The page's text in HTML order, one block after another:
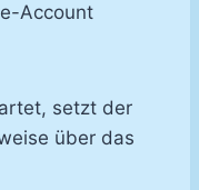
Account
setzt der
über das